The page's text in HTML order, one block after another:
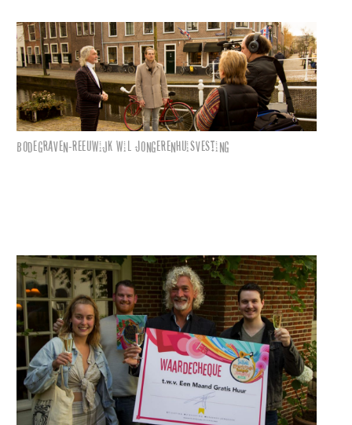
Bodegraven-Reeuwijk wil Jongerenhuisvesting